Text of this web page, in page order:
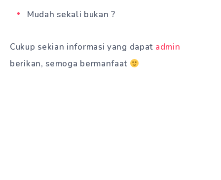
Mudah sekali bukan ?
Cukup sekian informasi yang dapat admin
berikan, semoga bermanfaat